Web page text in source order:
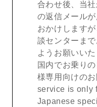
合わせ後、当
の返信メール
おかけします
談センターま
ようお願いい
国内でお乗り
様専用向けの
service is only
Japanese